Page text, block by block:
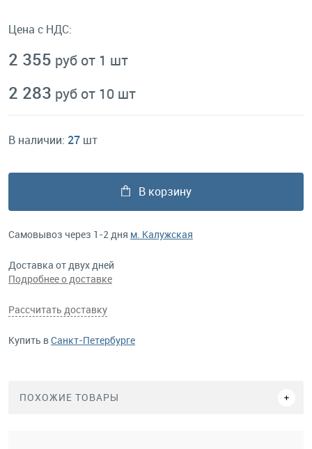
Цена с НДС:
2 355 руб от 1 шт
2 283 руб от 10 шт
В наличии: 27 шт
В корзину
Самовывоз через 1-2 дня м. Калужская
Доставка от двух дней
Подробнее о доставке
Рассчитать доставку
Купить вСанкт-Петербурге
ПОХОЖИЕ ТОВАРЫ